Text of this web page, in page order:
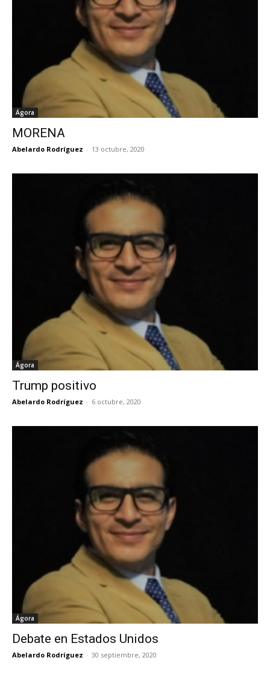
Ágora
MORENA
Abelardo Rodríguez - 13 octubre, 2020
Ágora
Trump positivo
Abelardo Rodríguez - 6 octubre, 2020
Ágora
Debate en Estados Unidos
Abelardo Rodríguez - 30 septiembre, 2020